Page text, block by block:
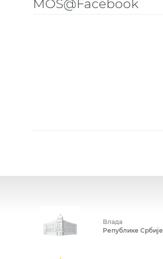
MOS@Facebook
Влада
Републике Србије